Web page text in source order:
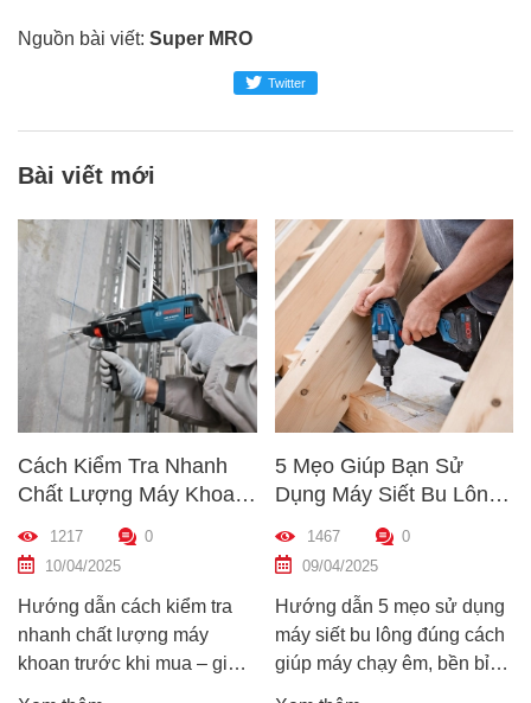
Twitter
Nguồn bài viết: Super MRO
Bài viết mới
Cách Kiểm Tra Nhanh
Chất Lượng Máy Khoan
Trước Khi Mua – Hướng
Dẫn Chi Tiết Cho Người
Mới
1217
0
10/04/2025
Hướng dẫn cách kiểm tra
nhanh chất lượng máy
khoan trước khi mua – giúp
5 Mẹo Giúp Bạn Sử
Dụng Máy Siết Bu Lông
Đúng Cách – Bền Máy,
Hiệu Quả Cao
1467
0
09/04/2025
Hướng dẫn 5 mẹo sử dụng
máy siết bu lông đúng cách
giúp máy chạy êm, bền bỉ